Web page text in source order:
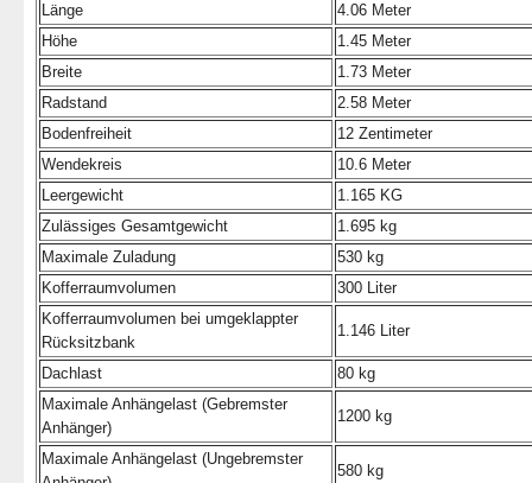
Länge
4.06 Meter
Höhe
1.45 Meter
Breite
1.73 Meter
Radstand
2.58 Meter
Bodenfreiheit
12 Zentimeter
Wendekreis
10.6 Meter
Leergewicht
1.165 KG
Zulässiges Gesamtgewicht
1.695 kg
Maximale Zuladung
530 kg
Kofferraumvolumen
300 Liter
Kofferraumvolumen bei umgeklappter
Rücksitzbank
1.146 Liter
Dachlast
80 kg
Maximale Anhängelast (Gebremster
Anhänger)
1200 kg
Maximale Anhängelast (Ungebremster
580 kg